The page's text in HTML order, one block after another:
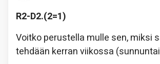
R2-D2.(2=1)
Voitko perustella mulle sen, miksi
tehdään kerran viikossa